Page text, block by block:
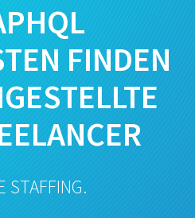
FINDEN
STAFFING.